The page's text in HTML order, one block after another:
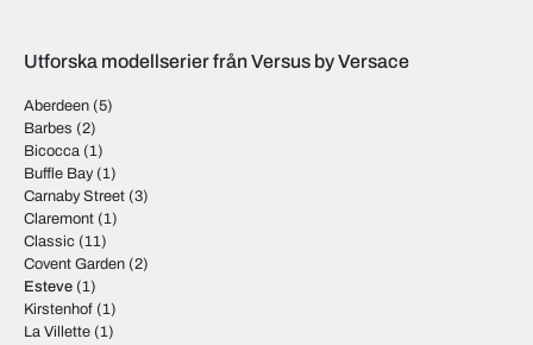
Utforska modellserier från Versus by Versace
Aberdeen (5)
Barbes (2)
Bicocca (1)
Buffle Bay(1)
Carnaby Street (3)
Claremont (1)
Classic (11)
Covent Garden (2)
Esteve (1)
Kirstenhof (1)
La Villette (1)